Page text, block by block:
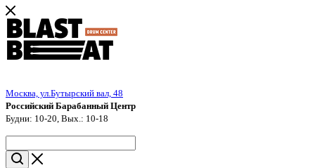
Москва, ул.Бутырский вал, 48
Российский Барабанный Центр
Будни: 10-20, Вых.: 10-18